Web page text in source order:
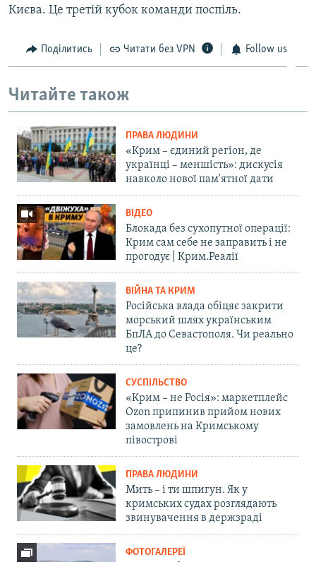
ІНФОГРАФІКА
ДОЛУЧАЙСЯ!
Усі сайти RFE/RL
Києва. Це третій кубок команди поспіль.
Поділитись Читати без VPN Follow us
Читайте також
ПРАВА ЛЮДИНИ
«Крим – єдиний регіон, де
українці – меншість»: дискусія
навколо нової пам'ятної дати
ВІДЕО
Блокада без сухопутної операції:
Крим сам себе не заправить і не
прогодує | Крим.Реалії
ВІЙНА ТА КРИМ
Російська влада обіцяє закрити
морський шлях українським
БпЛА до Севастополя. Чи реально
це?
СУСПІЛЬСТВО
«Крим – не Росія»: маркетплейс
Ozon припинив прийом нових
замовлень на Кримському
півострові
ПРАВА ЛЮДИНИ
Мить – і ти шпигун. Як у
кримських судах розглядають
звинувачення в держзраді
ФОТОГАЛЕРЕЇ